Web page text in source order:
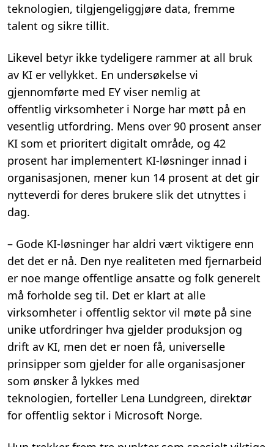
teknologien, tilgjengeliggjøre data, fremme
talent og sikre tillit.
Likevel betyr ikke tydeligere rammer at all bruk
av KI er vellykket. En undersøkelse vi
gjennomførte med EY viser nemlig at
offentlig virksomheter i Norge har møtt på en
vesentlig utfordring. Mens over 90 prosent anser
KI som et prioritert digitalt område, og 42
prosent har implementert KI-løsninger innad i
organisasjonen, mener kun 14 prosent at det gir
nytteverdi for deres brukere slik det utnyttes i
dag.
– Gode KI-løsninger har aldri vært viktigere enn
det det er nå. Den nye realiteten med fjernarbeid
er noe mange offentlige ansatte og folk generelt
må forholde seg til. Det er klart at alle
virksomheter i offentlig sektor vil møte på sine
unike utfordringer hva gjelder produksjon og
drift av KI, men det er noen få, universelle
prinsipper som gjelder for alle organisasjoner
som ønsker å lykkes med
teknologien, forteller Lena Lundgreen, direktør
for offentlig sektor i Microsoft Norge.